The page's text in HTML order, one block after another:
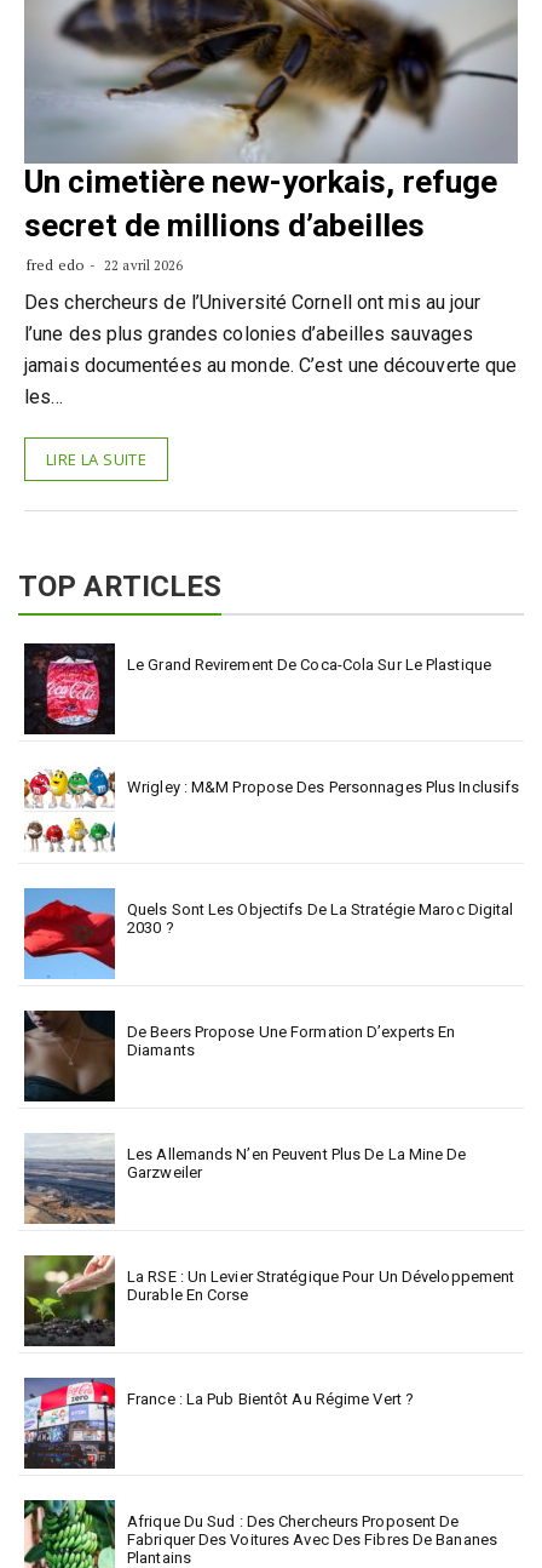
Un cimetière new-yorkais, refuge
secret de millions d’abeilles
fred edo 22 avril 2026
Des chercheurs de l’Université Cornell ont mis au jour
l’une des plus grandes colonies d’abeilles sauvages
jamais documentées au monde. C’est une découverte que
les…
LIRE LA SUITE
TOP ARTICLES
Le Grand Revirement De Coca-Cola Sur Le Plastique
Wrigley : M&M Propose Des Personnages Plus Inclusifs
Quels Sont Les Objectifs De La Stratégie Maroc Digital
2030 ?
De Beers Propose Une Formation D’experts En
Diamants
Les Allemands N’en Peuvent Plus De La Mine De
Garzweiler
La RSE : Un Levier Stratégique Pour Un Développement
Durable En Corse
France : La Pub Bientôt Au Régime Vert ?
Afrique Du Sud : Des Chercheurs Proposent De
Fabriquer Des Voitures Avec Des Fibres De Bananes
Plantains